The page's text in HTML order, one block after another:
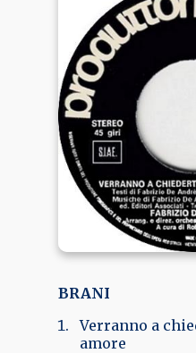
PANE
BRANI
Verranno a
amore